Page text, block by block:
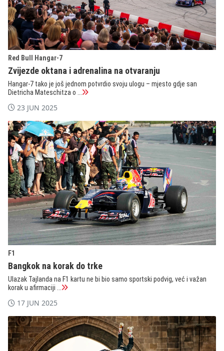
Red Bull Hangar-7
Zvijezde oktana i adrenalina na otvaranju
Hangar-7 tako je još jednom potvrdio svoju ulogu – mjesto gdje san
Dietricha Mateschitza o ...
23 JUN 2025
F1
Bangkok na korak do trke
Ulazak Tajlanda na F1 kartu ne bi bio samo sportski podvig, već i važan
korak u afirmaciji ...
17 JUN 2025